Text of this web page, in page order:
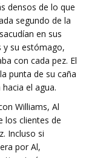
densos de lo que
segundo de la
en sus
y su estómago,
con cada pez. El
punta de su caña
el agua.
Williams, Al
los clientes de
Incluso si
por Al,